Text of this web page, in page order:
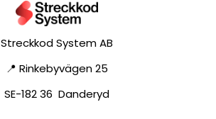
Streckkod System AB
📍 Rinkebyvägen 25
SE-182 36 Danderyd